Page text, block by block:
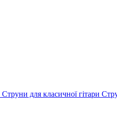
Струни для класичної гітари